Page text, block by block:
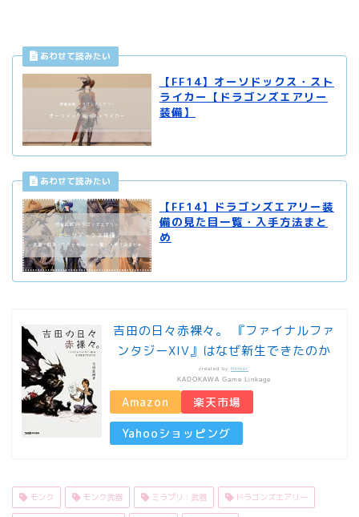
【FF14】オーソドックス・スト
ライカー【ドラゴンズエアリー
装備】
【FF14】ドラゴンズエアリー装
備の見た目一覧・入手方法まと
め
吉田の日々赤裸々。 『ファイナルファ
ンタジーXIV』はなぜ新生できたのか
created by Rinker
KADOKAWA Game Linkage
Amazon 楽天市場
Yahooショッピング
モンク モンク武器 ミラプリ : 武器 ドラゴンズエアリー